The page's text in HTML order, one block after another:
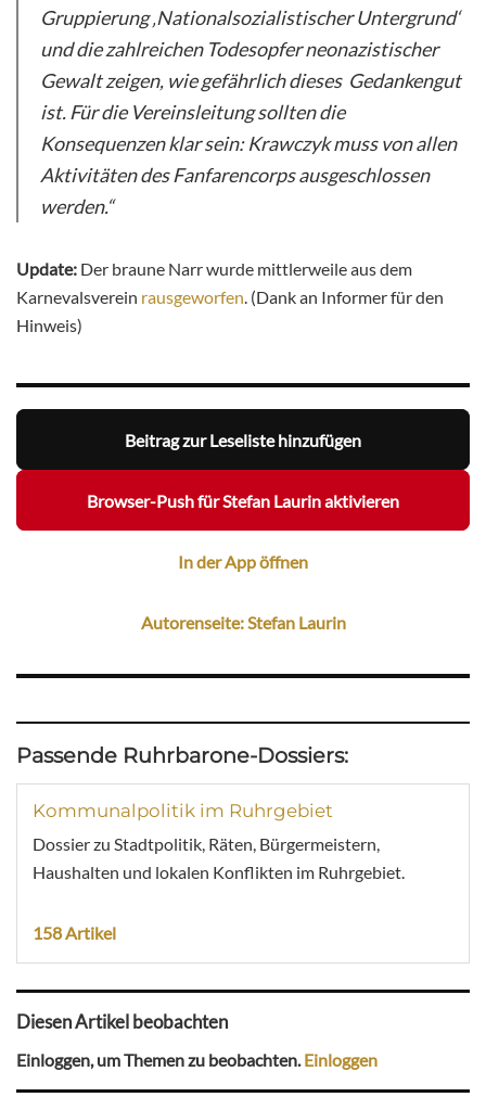
Gruppierung ‚Nationalsozialistischer Untergrund‘
und die zahlreichen Todesopfer neonazistischer
Gewalt zeigen, wie gefährlich dieses Gedankengut
ist. Für die Vereinsleitung sollten die
Konsequenzen klar sein: Krawczyk muss von allen
Aktivitäten des Fanfarencorps ausgeschlossen
werden.“
Update: Der braune Narr wurde mittlerweile aus dem
Karnevalsverein rausgeworfen. (Dank an Informer für den
Hinweis)
Beitrag zur Leseliste hinzufügen
Browser-Push für Stefan Laurin aktivieren
In der App öffnen
Autorenseite: Stefan Laurin
Passende Ruhrbarone-Dossiers:
Kommunalpolitik im Ruhrgebiet
Dossier zu Stadtpolitik, Räten, Bürgermeistern,
Haushalten und lokalen Konflikten im Ruhrgebiet.
158 Artikel
Diesen Artikel beobachten
Einloggen, um Themen zu beobachten.Einloggen